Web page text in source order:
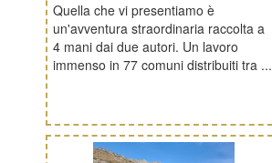
Quella che vi presentiamo è
un'avventura straordinaria raccolta a
4 mani dai due autori. Un lavoro
immenso in 77 comuni distribuiti tra ...